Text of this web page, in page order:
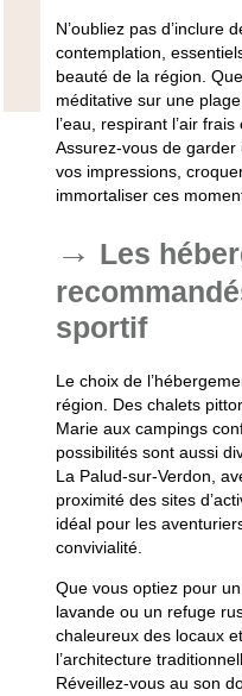
N’oubliez pas d’inclure
contemplation,
beauté de la région.
méditative sur une
l’eau, respirant l’air
Assurez-vous de
vos impressions,
immortaliser ces
Les
sportif
Le choix de
région. Des chalets
Marie aux campings
possibilités sont aussi
La Palud-sur-Verdon,
proximité des sites
idéal pour les
convivialité.
Que vous optiez pour
lavande ou un refuge
chaleureux des locaux
l’architecture
Réveillez-vous au son